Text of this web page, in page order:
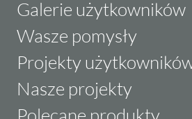
Galerie użytkowników
Wasze pomysły
Projekty
Nasze projekty